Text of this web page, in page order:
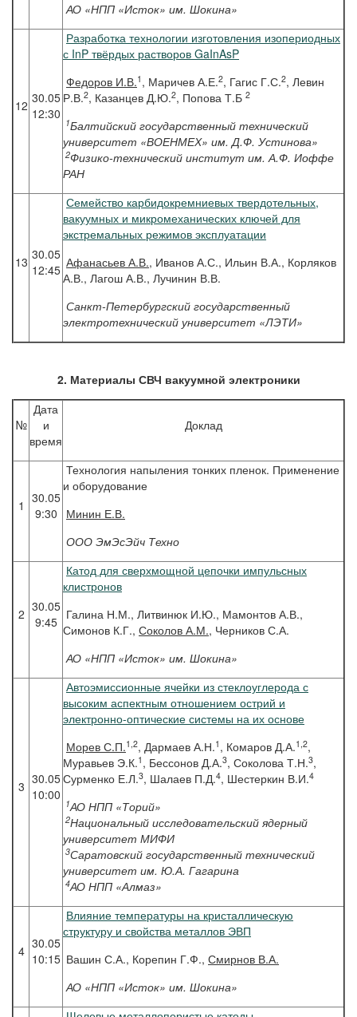
АО «НПП «Исток» им. Шокина»
12 30.05
12:30
Разработка технологии изготовления изопериодных
с InP твёрдых растворов GaInAsP
Федоров И.В.1 , Маричев А.Е.2, Гагис Г.С.2, Левин
Р.В.2, Казанцев Д.Ю.2, Попова Т.Б 2
1Балтийский государственный технический
университет «ВОЕНМЕХ» им. Д.Ф. Устинова»
2Физико-технический институт им. А.Ф. Иоффе
РАН
13 30.05
12:45
Семейство карбидокремниевых твердотельных,
вакуумных и микромеханических ключей для
экстремальных режимов эксплуатации
Афанасьев А.В., Иванов А.С., Ильин В.А., Корляков
А.В., Лагош А.В., Лучинин В.В.
Санкт-Петербургский государственный
электротехнический университет «ЛЭТИ»
2. Материалы СВЧ вакуумной электроники
№
Дата
и
время
Доклад
1 30.05
9:30
Технология напыления тонких пленок. Применение
и оборудование
Минин Е.В.
ООО ЭмЭсЭйч Техно
2 30.05
9:45
Катод для сверхмощной цепочки импульсных
клистронов
Галина Н.М., Литвинюк И.Ю., Мамонтов А.В.,
Симонов К.Г., Соколов А.М., Черников С.А.
АО «НПП «Исток» им. Шокина»
3 30.05
10:00
Автоэмиссионные ячейки из стеклоуглерода с
высоким аспектным отношением острий и
электронно-оптические системы на их основе
Морев С.П.1,2, Дармаев А.Н.1 , Комаров Д.А.1,2,
Муравьев Э.К.1 , Бессонов Д.А.3, Соколова Т.Н.3,
Сурменко Е.Л.3, Шалаев П.Д.4, Шестеркин В.И.4
1АО НПП «Торий»
2Национальный исследовательский ядерный
университет МИФИ
3Саратовский государственный технический
университет им. Ю.А. Гагарина
4АО НПП «Алмаз»
4 30.05
10:15
Влияние температуры на кристаллическую
структуру и свойства металлов ЭВП
Вашин С.А., Корепин Г.Ф., Смирнов В.А.
АО «НПП «Исток» им. Шокина»